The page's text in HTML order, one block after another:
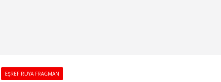
EŞREF RÜYA FRAGMAN